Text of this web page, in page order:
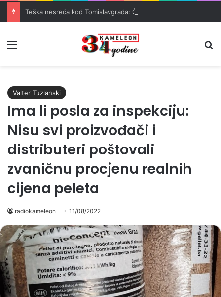
Valter Tuzlanski
Ima li posla za inspekciju:
Nisu svi proizvođači i
distributeri poštovali
zvaničnu procjenu realnih
cijena peleta
radiokameleon 11/08/2022